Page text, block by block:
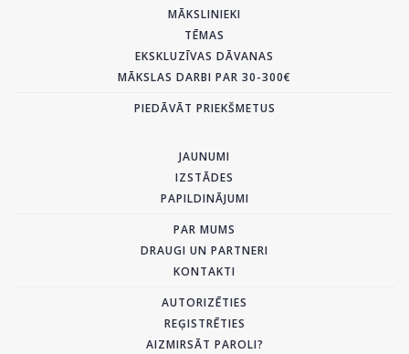
MĀKSLINIEKI
TĒMAS
EKSKLUZĪVAS DĀVANAS
MĀKSLAS DARBI PAR 30-300€
PIEDĀVĀT PRIEKŠMETUS
JAUNUMI
IZSTĀDES
PAPILDINĀJUMI
PAR MUMS
DRAUGI UN PARTNERI
KONTAKTI
AUTORIZĒTIES
REĢISTRĒTIES
AIZMIRSĀT PAROLI?